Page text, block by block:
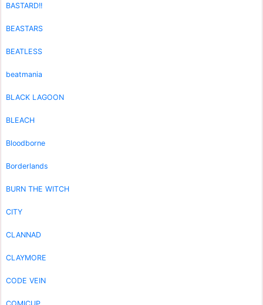
BASTARD!!
BEASTARS
BEATLESS
beatmania
BLACK LAGOON
BLEACH
Bloodborne
Borderlands
BURN THE WITCH
CITY
CLANNAD
CLAYMORE
CODE VEIN